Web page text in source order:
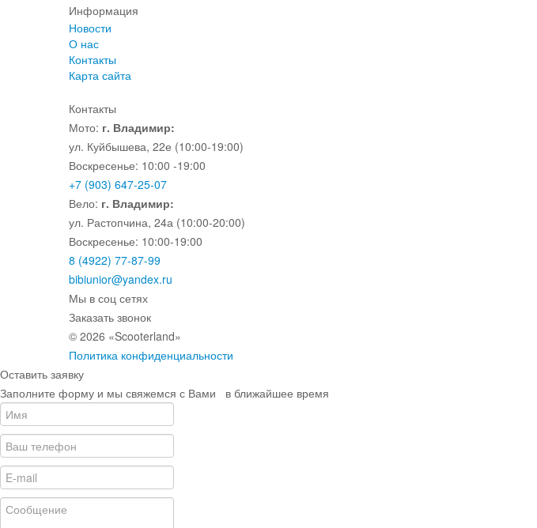
Информация
Новости
О нас
Контакты
Карта сайта
Контакты
Мото: г. Владимир:
ул. Куйбышева, 22е (10:00-19:00)
Воскресенье: 10:00 -19:00
+7 (903) 647-25-07
Вело: г. Владимир:
ул. Растопчина, 24а (10:00-20:00)
Воскресенье: 10:00-19:00
8 (4922) 77-87-99
bibiunior@yandex.ru
Мы в соц сетях
Заказать звонок
© 2026 «Scooterland»
Политика конфиденциальности
Оставить заявку
Заполните форму и мы свяжемся с Вами в ближайшее время